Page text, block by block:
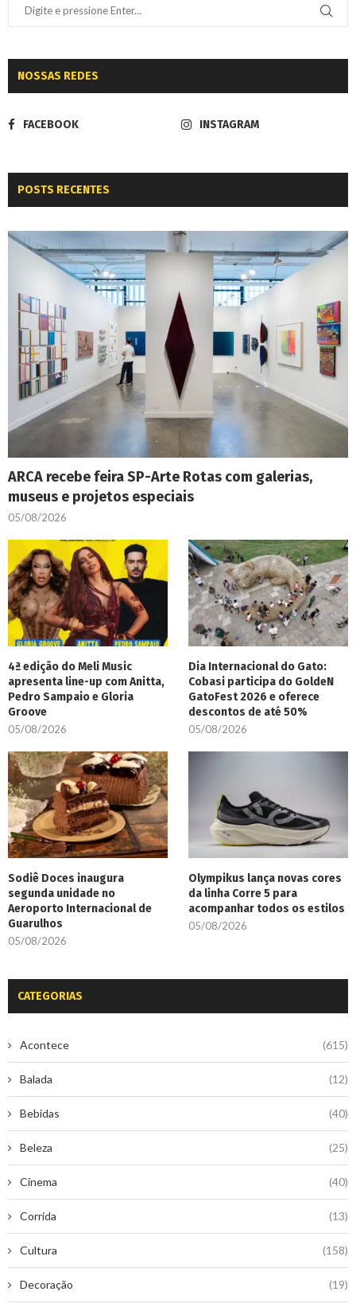
NOSSAS REDES
FACEBOOK INSTAGRAM
POSTS RECENTES
ARCA recebe feira SP-Arte Rotas com galerias,
museus e projetos especiais
05/08/2026
4ª edição do Meli Music
apresenta line-up com Anitta,
Pedro Sampaio e Gloria
Groove
05/08/2026
Dia Internacional do Gato:
Cobasi participa do GoldeN
GatoFest 2026 e oferece
descontos de até 50%
05/08/2026
Sodiê Doces inaugura
segunda unidade no
Aeroporto Internacional de
Guarulhos
05/08/2026
Olympikus lança novas cores
da linha Corre 5 para
acompanhar todos os estilos
05/08/2026
CATEGORIAS
Acontece (615)
Balada (12)
Bebidas (40)
Beleza (25)
Cinema (40)
Corrida (13)
Cultura (158)
Decoração (19)